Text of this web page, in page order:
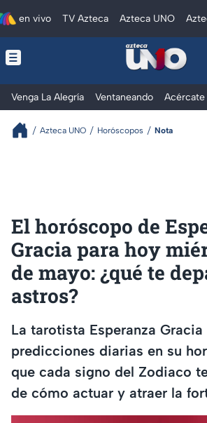
en vivo TV Azteca Azteca UNO
Venga La Alegría Ventaneando Acércate
Azteca UNO Horóscopos Nota
El horóscopo de
Gracia para hoy
de mayo: ¿qué te
astros?
La tarotista Esperanza
predicciones diarias en su
que cada signo del Zodiaco
de cómo actuar y atraer la